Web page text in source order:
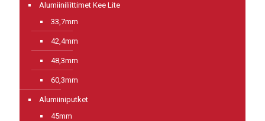
Alumiiniliittimet Kee Lite
33,7mm
42,4mm
48,3mm
60,3mm
Alumiiniputket
45mm